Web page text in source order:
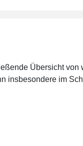
Übersicht
insbesondere im